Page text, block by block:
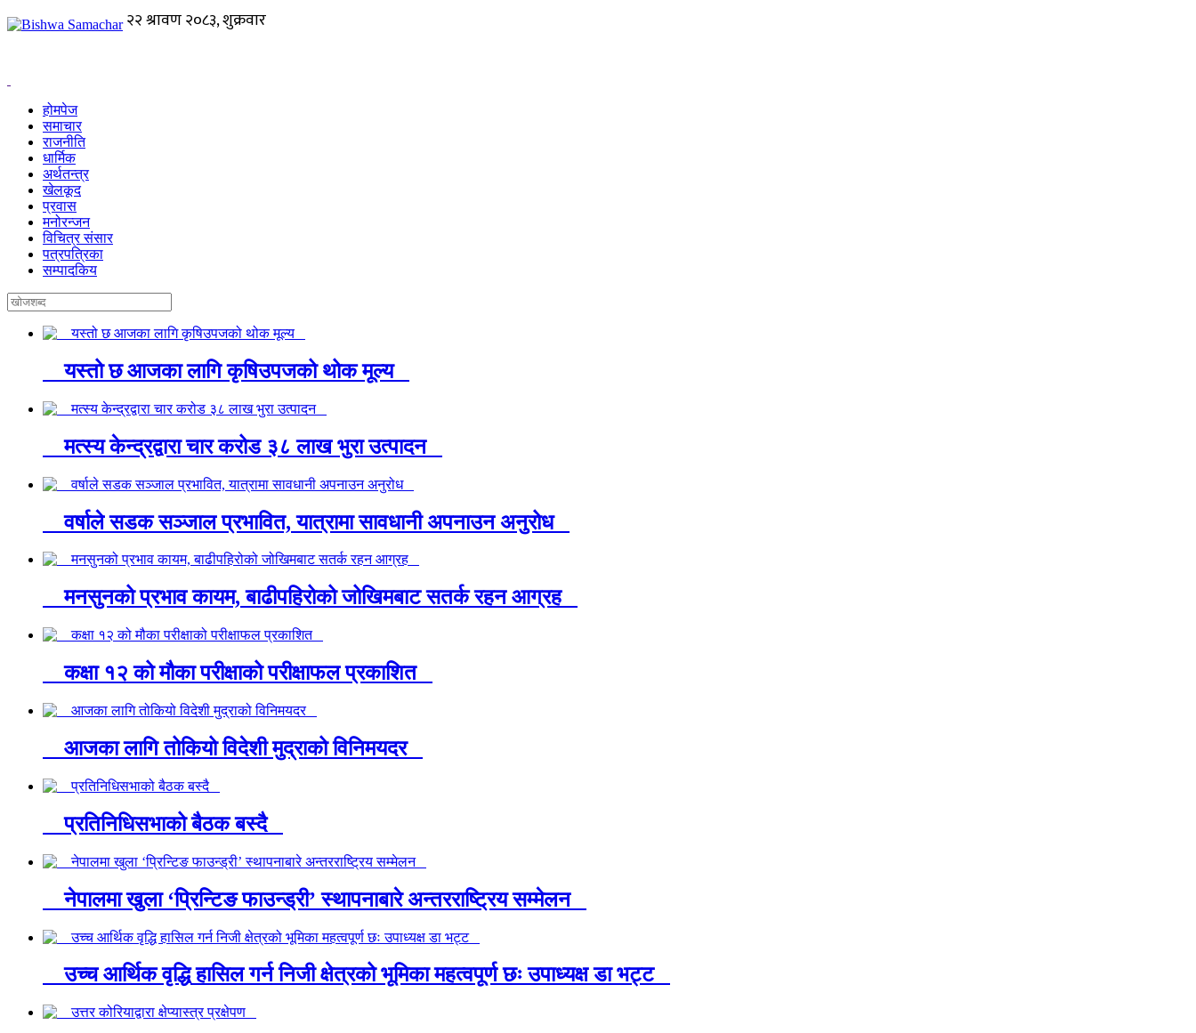
होमपेज
समाचार
राजनीति
धार्मिक
अर्थतन्त्र
खेलकूद
प्रवास
मनोरन्जन
विचित्र संसार
पत्रपत्रिका
सम्पादकिय
यस्तो छ आजका लागि कृषिउपजको थोक मूल्य
मत्स्य केन्द्रद्वारा चार करोड ३८ लाख भुरा उत्पादन
वर्षाले सडक सञ्जाल प्रभावित, यात्रामा सावधानी अपनाउन अनुरोध
मनसुनको प्रभाव कायम, बाढीपहिरोको जोखिमबाट सतर्क रहन आग्रह
कक्षा १२ को मौका परीक्षाको परीक्षाफल प्रकाशित
आजका लागि तोकियो विदेशी मुद्राको विनिमयदर
प्रतिनिधिसभाको बैठक बस्दै
नेपालमा खुला ‘प्रिन्टिङ फाउन्ड्री’ स्थापनाबारे अन्तरराष्ट्रिय सम्मेलन
उच्च आर्थिक वृद्धि हासिल गर्न निजी क्षेत्रको भूमिका महत्वपूर्ण छः उपाध्यक्ष डा भट्ट